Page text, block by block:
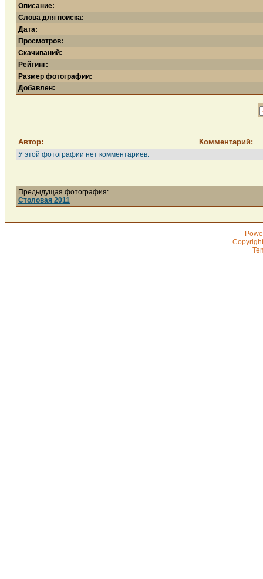
Описание:
Слова для поиска:
Дата:
Просмотров:
Скачиваний:
Рейтинг:
Размер фотографии:
Добавлен:
Автор: Комментарий:
У этой фотографии нет комментариев.
Предыдущая фотография:
Столовая 2011